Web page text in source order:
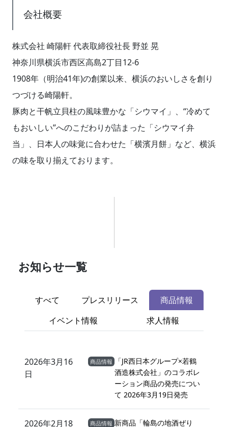
会社概要
株式会社 崎陽軒 代表取締役社長 野並 晃
神奈川県横浜市西区高島2丁目12-6
1908年（明治41年)の創業以来、横浜のおいしさを創り
つづける崎陽軒。
豚肉と干帆立貝柱の風味豊かな「シウマイ」、“冷めて
もおいしい”へのこだわりが詰まった「シウマイ弁
当」、日本人の味覚に合わせた「横濱月餅」など、横浜
の味を取り揃えております。
お知らせ一覧
すべて プレスリリース
商品情報
イベント情報
求人情報
2026年3月16
日
商品情報
「JR西日本グループ×若鶴
酒造株式会社」のコラボレ
ーション商品の発売につい
て 2026年3月19日発売
2026年2月18
商品情報 新商品「輪島の地酒ぜり